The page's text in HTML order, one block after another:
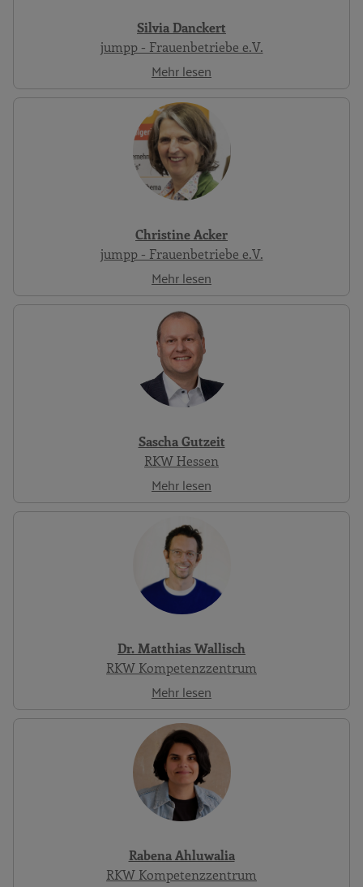
Silvia Danckert
jumpp - Frauenbetriebe e.V.
Mehr lesen
Christine Acker
jumpp - Frauenbetriebe e.V.
Mehr lesen
Sascha Gutzeit
RKW Hessen
Mehr lesen
Dr. Matthias Wallisch
RKW Kompetenzzentrum
Mehr lesen
Rabena Ahluwalia
RKW Kompetenzzentrum